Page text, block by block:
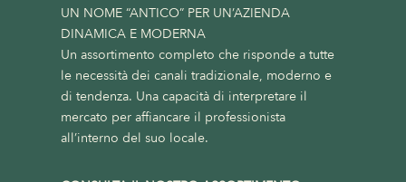
UN NOME “ANTICO” PER UN’AZIENDA
DINAMICA E MODERNA
Un assortimento completo che risponde a tutte
le necessità dei canali tradizionale, moderno e
di tendenza. Una capacità di interpretare il
mercato per affiancare il professionista
all’interno del suo locale.